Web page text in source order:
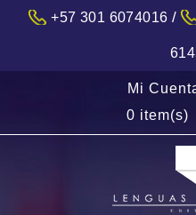
+57 301 6074016 /
Mi
0 item(s)